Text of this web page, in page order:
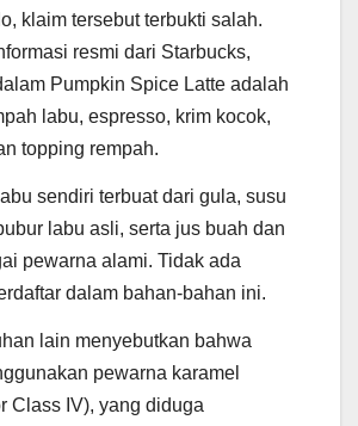
klaim tersebut terbukti salah.
resmi dari Starbucks,
Pumpkin Spice Latte adalah
labu, espresso, krim kocok,
topping rempah.
sendiri terbuat dari gula, susu
labu asli, serta jus buah dan
pewarna alami. Tidak ada
dalam bahan-bahan ini.
lain menyebutkan bahwa
pewarna karamel
Class IV), yang diduga